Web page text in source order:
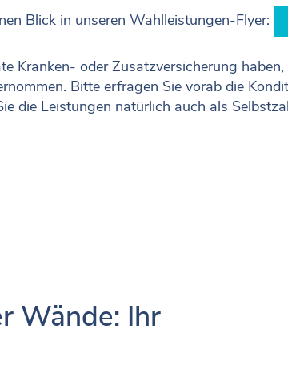
Blick in unseren Wahlleistungen-Flyer:
Kranken- oder Zusatzversicherung
Bitte erfragen Sie vorab die
die Leistungen natürlich auch als
Wände: Ihr